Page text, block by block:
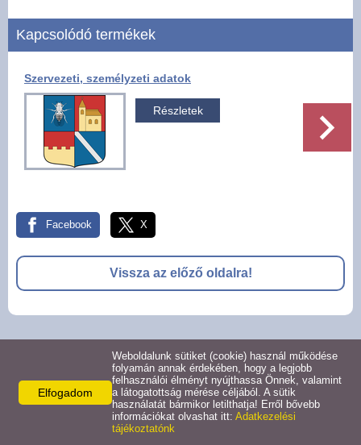
Felsőrajk
Pályázatok
Választási információk -
Felsőrajk
Választási információk -
Alsórajk
Közérdekű adatok -
Alsórajk
Kapcsolódó termékek
Szervezeti, személyzeti adatok
Részletek
Facebook X
Vissza az előző oldalra!
Adatkezelési tájékoztató
Oldal információk Impresszum
Elfogadom
Weboldalunk sütiket (cookie) használ működése
folyamán annak érdekében, hogy a legjobb
felhasználói élményt nyújthassa Önnek, valamint
a látogatottság mérése céljából. A sütik
használatát bármikor letilthatja! Erről bővebb
információkat olvashat itt: Adatkezelési
tájékoztatónk